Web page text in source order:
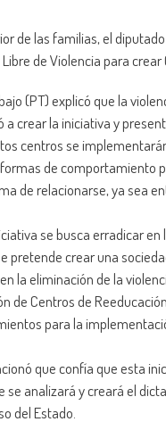
de las familias, el
de Violencia para
(PT) explicó que la
a crear la iniciativa y
centros se
de comportamiento
de relacionarse, ya sea
se busca erradicar
pretende crear una
la eliminación de la
de Centros de
para la
que confía que esta
se analizará y creará el
del Estado.